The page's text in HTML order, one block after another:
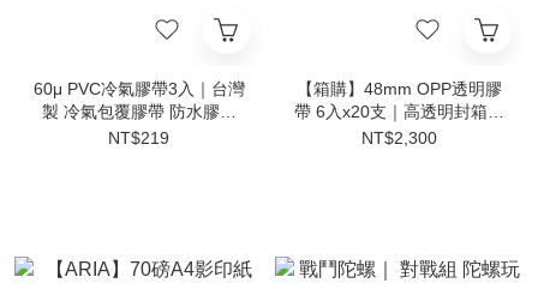
60μ PVC冷氣膠帶3入｜台灣
製 冷氣包覆膠帶 防水膠帶
管路包覆膠帶 電線保護膠帶
NT$219
【箱購】48mm OPP透明膠
帶 6入x20支｜高透明封箱膠
帶 封箱膠帶 打包膠帶 包裝
NT$2,300